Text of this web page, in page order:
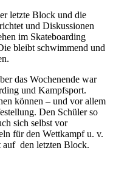
letzte Block und die
und Diskussionen
im Skateboarding
bleibt schwimmend und
das Wochenende war
und Kampfsport.
können – und vor allem
Den Schüler so
sich selbst vor
für den Wettkampf u. v.
auf den letzten Block.